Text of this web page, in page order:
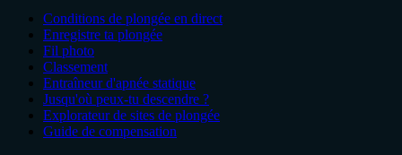
Conditions de plongée en direct
Enregistre ta plongée
Fil photo
Classement
Entraîneur d'apnée statique
Jusqu'où peux-tu descendre ?
Explorateur de sites de plongée
Guide de compensation